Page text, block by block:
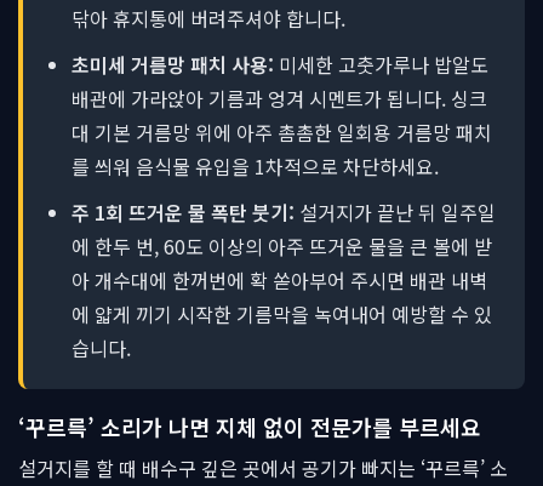
닦아 휴지통에 버려주셔야 합니다.
초미세 거름망 패치 사용: 미세한 고춧가루나 밥알도
배관에 가라앉아 기름과 엉겨 시멘트가 됩니다. 싱크
대 기본 거름망 위에 아주 촘촘한 일회용 거름망 패치
를 씌워 음식물 유입을 1차적으로 차단하세요.
주 1회 뜨거운 물 폭탄 붓기: 설거지가 끝난 뒤 일주일
에 한두 번, 60도 이상의 아주 뜨거운 물을 큰 볼에 받
아 개수대에 한꺼번에 확 쏟아부어 주시면 배관 내벽
에 얇게 끼기 시작한 기름막을 녹여내어 예방할 수 있
습니다.
‘꾸르륵’ 소리가 나면 지체 없이 전문가를 부르세요
설거지를 할 때 배수구 깊은 곳에서 공기가 빠지는 ‘꾸르륵’ 소